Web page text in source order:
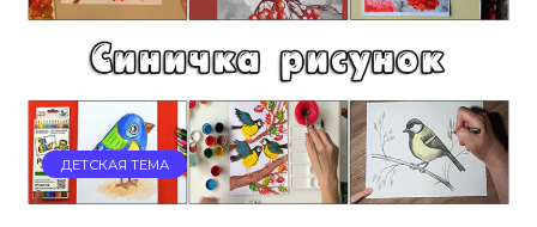
ДЕТСКАЯ ТЕМА